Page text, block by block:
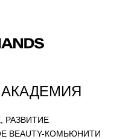
АКАДЕМИЯ
РАЗВИТИЕ
BEAUTY-КОМЬЮНИТИ